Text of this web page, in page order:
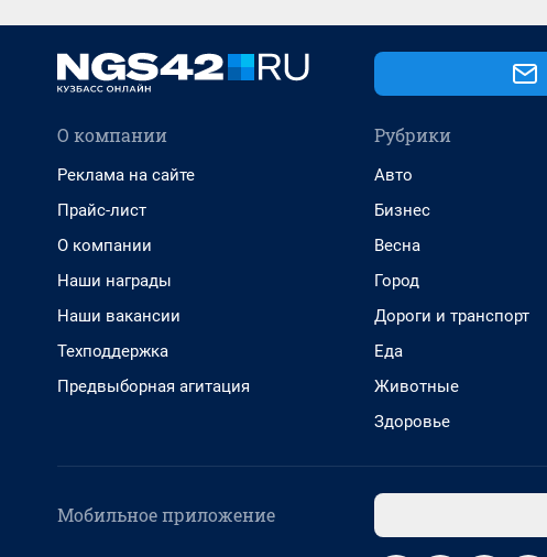
О компании
Реклама на сайте
Прайс-лист
О компании
Наши награды
Наши вакансии
Техподдержка
Предвыборная агитация
Рубрики
Авто
Бизнес
Весна
Город
Дороги и транспорт
Еда
Животные
Здоровье
Мобильное приложение